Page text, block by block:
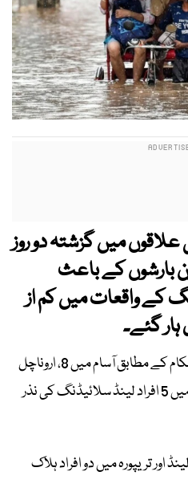
میں گزشتہ دو روز
بارشوں کے باعث
کے واقعات میں کم از
ریاستی ڈیزاسٹر مینجمنٹ کے حکام کے مطابق آسام میں 8، اروناچل
پردیش میں 9 افراد جبکہ میزورم میں 5 افراد لینڈ سلائیڈنگ کی نذر
میں 6 اور ناگالینڈ اور تریپورہ میں دو افراد ہلاک